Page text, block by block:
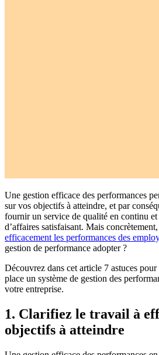
Une gestion efficace des performances
sur vos objectifs à atteindre, et par
fournir un service de qualité en continu
d’affaires satisfaisant. Mais
efficacement les performances des
gestion de performance adopter ?
Découvrez dans cet article 7 astuces
place un système de gestion des
votre entreprise.
1. Clarifiez le travail à
objectifs à atteindre